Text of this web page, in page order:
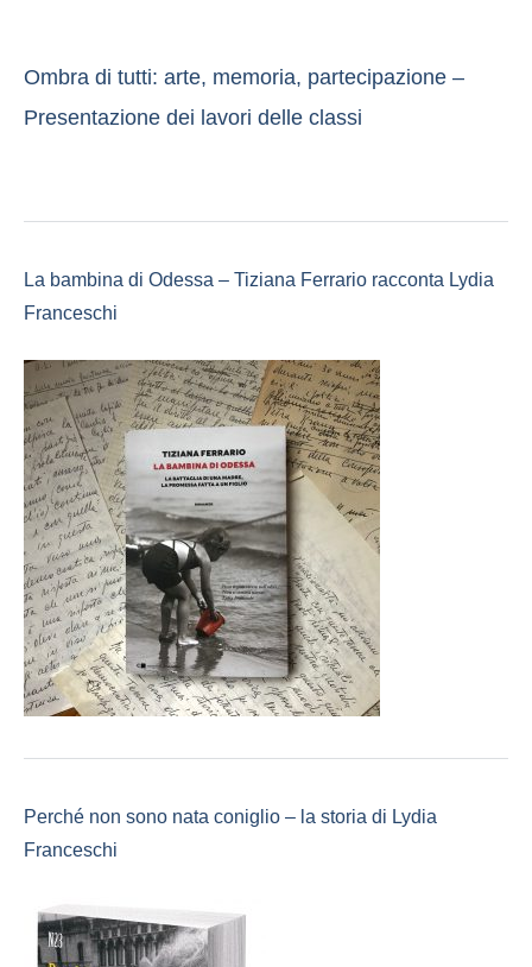
Ombra di tutti: arte, memoria, partecipazione –
Presentazione dei lavori delle classi
La bambina di Odessa – Tiziana Ferrario racconta Lydia
Franceschi
Perché non sono nata coniglio – la storia di Lydia
Franceschi